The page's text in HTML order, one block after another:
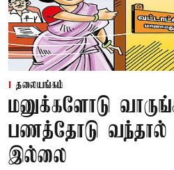
தலையங்கம்
மனுக்களோடு
பணத்தோடு வந்தால்
இல்லை